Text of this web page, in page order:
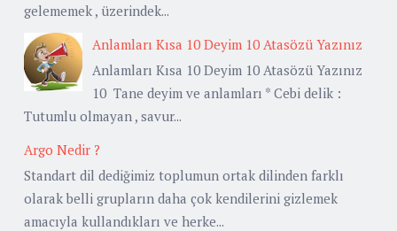
gelememek , üzerindek...
Anlamları Kısa 10 Deyim 10 Atasözü Yazınız
Anlamları Kısa 10 Deyim 10 Atasözü Yazınız
10 Tane deyim ve anlamları * Cebi delik :
Tutumlu olmayan , savur...
Argo Nedir ?
Standart dil dediğimiz toplumun ortak dilinden farklı
olarak belli grupların daha çok kendilerini gizlemek
amacıyla kullandıkları ve herke...